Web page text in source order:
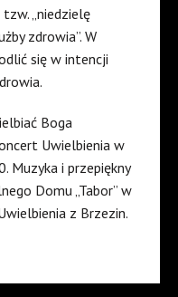
„niedzielę
zdrowia”. W
się w intencji
Boga
Uwielbienia w
Muzyka i przepiękny
Domu „Tabor” w
z Brzezin.